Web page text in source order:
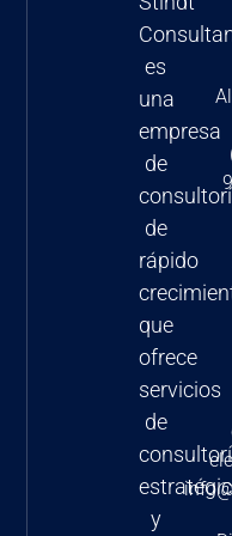
es
una
empresa
de
de
rápido
que
ofrece
servicios
de
y